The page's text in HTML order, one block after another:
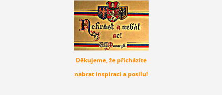
Děkujeme, že přicházíte
nabrat inspiraci a posilu!